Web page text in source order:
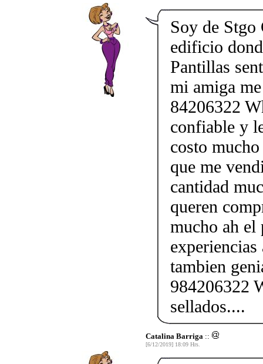
Soy de
edificio
Pantillas
mi amiga
84206322
confiable y
costo
que me
cantidad
queren
mucho ah el
tambien
984206322
sellados....
Catalina Barriga ::
[6/12/2019] 18:09 Hrs.